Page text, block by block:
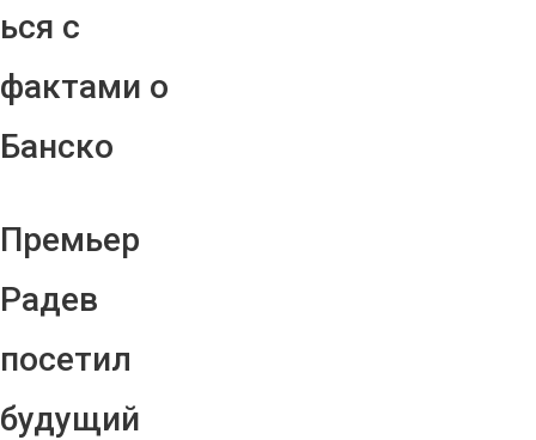
ься с
фактами о
Банско
Премьер
Радев
посетил
будущий